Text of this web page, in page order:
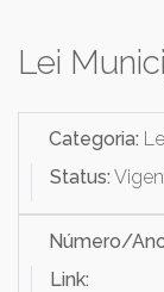
Lei
Categoria:
Status:
Número/
Link: